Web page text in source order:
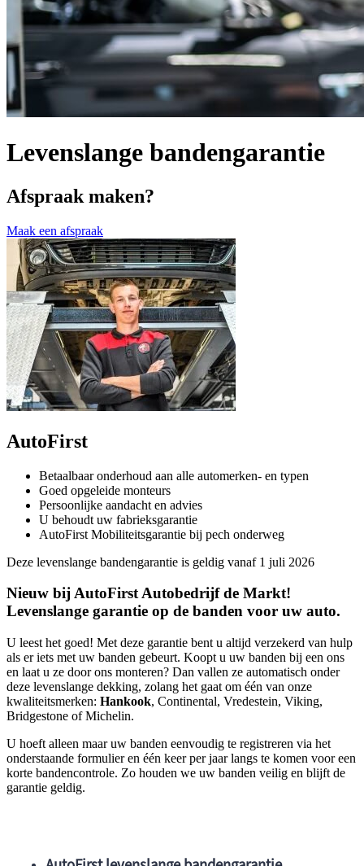
Levenslange bandengarantie
Afspraak maken?
Maak een afspraak
AutoFirst
Betaalbaar onderhoud aan alle automerken- en typen
Goed opgeleide monteurs
Persoonlijke aandacht en advies
U behoudt uw fabrieksgarantie
AutoFirst Mobiliteitsgarantie bij pech onderweg
Deze levenslange bandengarantie is geldig vanaf 1 juli 2026
Nieuw bij AutoFirst Autobedrijf de Markt!
Levenslange garantie op de banden voor uw auto.
U leest het goed! Met deze garantie bent u altijd verzekerd van hulp
als er iets met uw banden gebeurt. Koopt u uw banden bij een ons
en laat u ze door ons monteren? Dan vallen ze automatisch onder
deze levenslange dekking, zolang het gaat om één van onze
kwaliteitsmerken: Hankook, Continental, Vredestein, Viking,
Bridgestone of Michelin.
U hoeft alleen maar uw banden eenvoudig te registreren via het
onderstaande formulier en één keer per jaar langs te komen voor een
korte bandencontrole. Zo houden we uw banden veilig en blijft de
garantie geldig.